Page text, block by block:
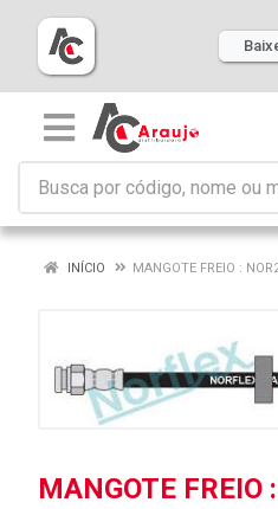
INÍCIO MANGOTE FREIO :
MANGOTE FREIO